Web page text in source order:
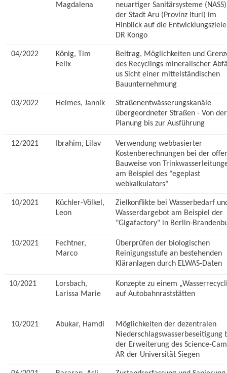
Magdalena
neuartiger Sanitärsysteme
der Stadt Aru (Provinz Ituri) im
Hinblick auf die
DR Kongo
04/2022
König, Tim
Felix
Beitrag, Möglichkeiten und
des Recyclings mineralischer
us Sicht einer mittelständischen
Bauunternehmung
03/2022 Heimes, Jannik
Straßenentwässerungskanäle
übergeordneter Straßen - Von der
Planung bis zur Ausführung
12/2021 Ibrahim, Lilav
Verwendung webbasierter
Kostenberechnungen bei der
Bauweise von
am Beispiel des "egeplast
webkalkulators"
10/2021
Küchler-Völkel,
Leon
Zielkonflikte bei Wasserbedarf
Wasserdargebot am Beispiel der
"Gigafactory" in Berlin-
10/2021
Fechtner,
Marco
Überprüfen der biologischen
Reinigungsstufe an bestehenden
Kläranlagen durch ELWAS-Daten
10/2021
Lorsbach,
Larissa Marie
Konzepte zu einem
auf Autobahnraststätten
10/2021 Abukar, Hamdi
Möglichkeiten der dezentralen
Niederschlagswasserbeseitigung
der Erweiterung des Science-
AR der Universität Siegen